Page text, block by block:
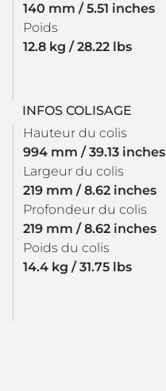
140 mm / 5.51 inches
Poids
12.8 kg / 28.22 lbs
INFOS COLISAGE
Hauteur du colis
994 mm / 39.13 inches
Largeur du colis
219 mm / 8.62 inches
Profondeur du colis
219 mm / 8.62 inches
Poids du colis
14.4 kg / 31.75 lbs